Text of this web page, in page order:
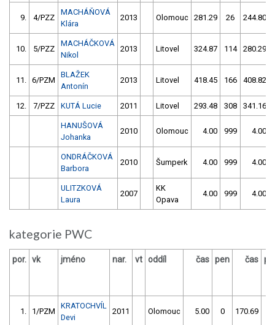
9. 4/PZZ
MACHÁŇOVÁ
Klára
2013 Olomouc 281.29 26 244.80
10. 5/PZZ
MACHÁČKOVÁ
Nikol
2013 Litovel 324.87 114 280.29
11. 6/PZM
BLAŽEK
Antonín
2013 Litovel 418.45 166 408.82
12. 7/PZZ KUTÁ Lucie 2011 Litovel 293.48 308 341.16
HANUŠOVÁ
Johanka
2010 Olomouc 4.00 999 4.00
ONDRÁČKOVÁ
Barbora
2010 Šumperk 4.00 999 4.00
ULITZKOVÁ
Laura
2007
KK
Opava
4.00 999 4.00
kategorie PWC
por. vk jméno nar. vt oddíl čas pen čas
1. 1/PZM
KRATOCHVÍL
Devi
2011 Olomouc 5.00 0 170.69